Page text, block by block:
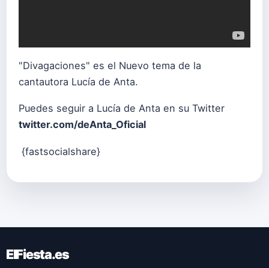
"Divagaciones" es el Nuevo tema de la
cantautora Lucía de Anta.
Puedes seguir a Lucía de Anta en su Twitter
twitter.com/deAnta_Oficial
{fastsocialshare}
ElFiesta.es